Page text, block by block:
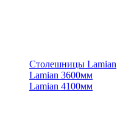
Столешницы Lamian
Lamian 3600мм
Lamian 4100мм